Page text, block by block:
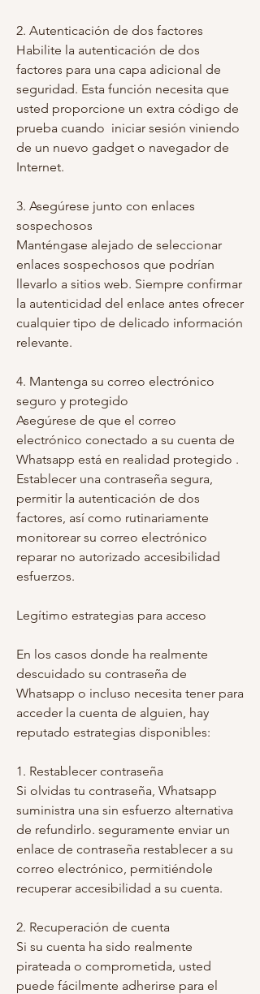
2. Autenticación de dos factores
Habilite la autenticación de dos
factores para una capa adicional de
seguridad. Esta función necesita que
usted proporcione un extra código de
prueba cuando  iniciar sesión viniendo
de un nuevo gadget o navegador de
Internet.
3. Asegúrese junto con enlaces
sospechosos
Manténgase alejado de seleccionar
enlaces sospechosos que podrían
llevarlo a sitios web. Siempre confirmar
la autenticidad del enlace antes ofrecer
cualquier tipo de delicado información
relevante.
4. Mantenga su correo electrónico
seguro y protegido
Asegúrese de que el correo
electrónico conectado a su cuenta de
Whatsapp está en realidad protegido .
Establecer una contraseña segura,
permitir la autenticación de dos
factores, así como rutinariamente
monitorear su correo electrónico
reparar no autorizado accesibilidad
esfuerzos.
Legítimo estrategias para acceso
En los casos donde ha realmente
descuidado su contraseña de
Whatsapp o incluso necesita tener para
acceder la cuenta de alguien, hay
reputado estrategias disponibles:
1. Restablecer contraseña
Si olvidas tu contraseña, Whatsapp
suministra una sin esfuerzo alternativa
de refundirlo. seguramente enviar un
enlace de contraseña restablecer a su
correo electrónico, permitiéndole
recuperar accesibilidad a su cuenta.
2. Recuperación de cuenta
Si su cuenta ha sido realmente
pirateada o comprometida, usted
puede fácilmente adherirse para el